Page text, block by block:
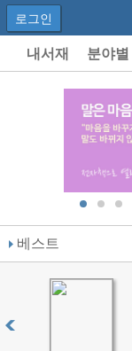
로그인
내서재 분야별
베스트